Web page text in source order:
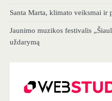
Santa Marta, klimato veiksmai
Jaunimo muzikos festivalis
uždarymą